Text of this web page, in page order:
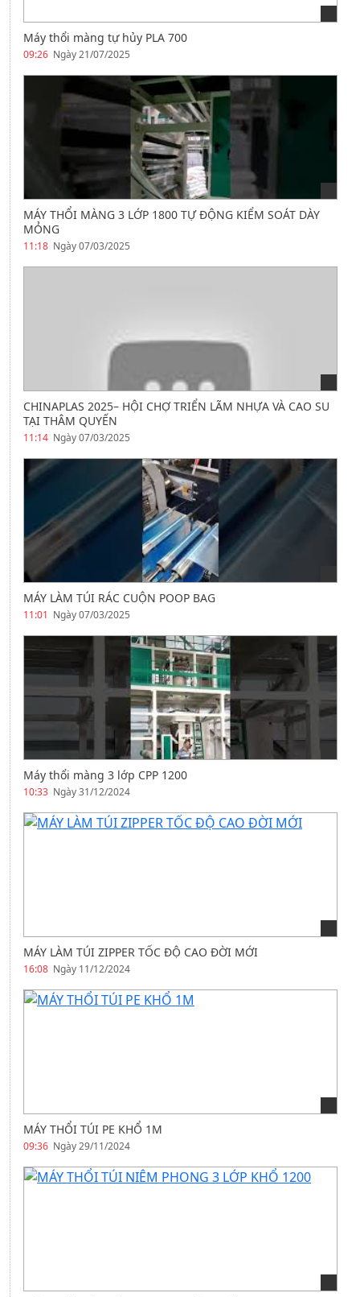
Máy thổi màng tự hủy PLA 700
09:26 Ngày 21/07/2025
MÁY THỔI MÀNG 3 LỚP 1800 TỰ ĐỘNG KIỂM SOÁT DÀY
MỎNG
11:18 Ngày 07/03/2025
CHINAPLAS 2025– HỘI CHỢ TRIỂN LÃM NHỰA VÀ CAO SU
TẠI THÂM QUYẾN
11:14 Ngày 07/03/2025
MÁY LÀM TÚI RÁC CUỘN POOP BAG
11:01 Ngày 07/03/2025
Máy thổi màng 3 lớp CPP 1200
10:33 Ngày 31/12/2024
MÁY LÀM TÚI ZIPPER TỐC ĐỘ CAO ĐỜI MỚI
16:08 Ngày 11/12/2024
MÁY THỔI TÚI PE KHỔ 1M
09:36 Ngày 29/11/2024